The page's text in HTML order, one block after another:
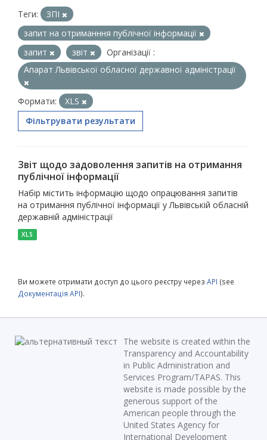
Теги:
ЗПІ
запит на отриманння публічної інформації
запит
звіт
Організації :
Апарат Львівської обласної державної адміністрації
Формати:
XLS
Фільтрувати результати
Звіт щодо задоволення запитів на отримання
публічної інформації
Набір містить інформацію щодо опрацювання запитів
на отримання публічної інформації у Львівській обласній
державній адміністрації
XLS
Ви можете отримати доступ до цього реєстру через API (see
Документація API).
The website is created within the
Transparency and Accountability
in Public Administration and
Services Program/TAPAS. This
website is made possible by the
generous support of the
American people through the
United States Agency for
International Development